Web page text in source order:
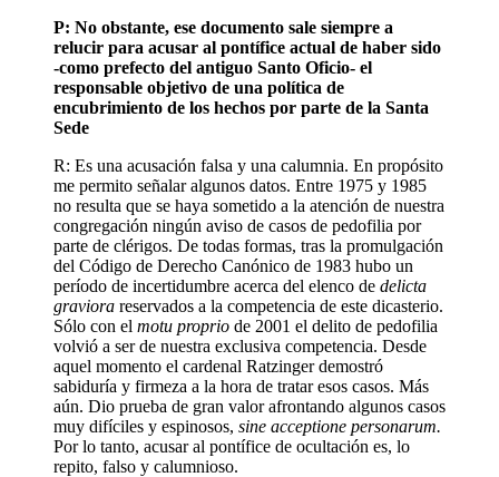
P: No obstante, ese documento sale siempre a
relucir para acusar al pontífice actual de haber sido
-como prefecto del antiguo Santo Oficio- el
responsable objetivo de una política de
encubrimiento de los hechos por parte de la Santa
Sede
R: Es una acusación falsa y una calumnia. En propósito
me permito señalar algunos datos. Entre 1975 y 1985
no resulta que se haya sometido a la atención de nuestra
congregación ningún aviso de casos de pedofilia por
parte de clérigos. De todas formas, tras la promulgación
del Código de Derecho Canónico de 1983 hubo un
período de incertidumbre acerca del elenco de delicta
graviora reservados a la competencia de este dicasterio.
Sólo con el motu proprio de 2001 el delito de pedofilia
volvió a ser de nuestra exclusiva competencia. Desde
aquel momento el cardenal Ratzinger demostró
sabiduría y firmeza a la hora de tratar esos casos. Más
aún. Dio prueba de gran valor afrontando algunos casos
muy difíciles y espinosos, sine acceptione personarum.
Por lo tanto, acusar al pontífice de ocultación es, lo
repito, falso y calumnioso.